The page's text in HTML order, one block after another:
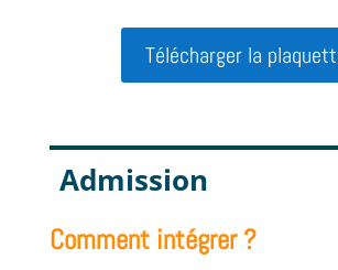
Télécharger la
Admission
Comment intégrer ?